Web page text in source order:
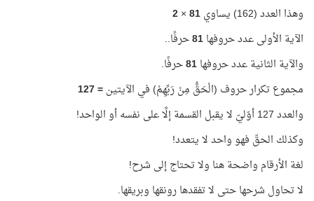
وهذا العدد (162) يساوي
81
×
2
الآية الأولى عدد حروفها81حرفًا..
والآية الثانية عدد حروفها81حرفًا.
مجموع تكرار حروف (الْحَقُّ مِنْ رَبِّهِمْ) في الآيتين=
127
والعدد 127 أوّليّ لا يقبل القسمة إلَّا على نفسه أو الواحد!
وكذلك الحقّ فهو واحد لا يتعدد!
لغة الأرقام واضحة هنا ولا تحتاج إلى شرح!
لا تحاول شرحها حتى لا تفقدها رونقها وبريقها.